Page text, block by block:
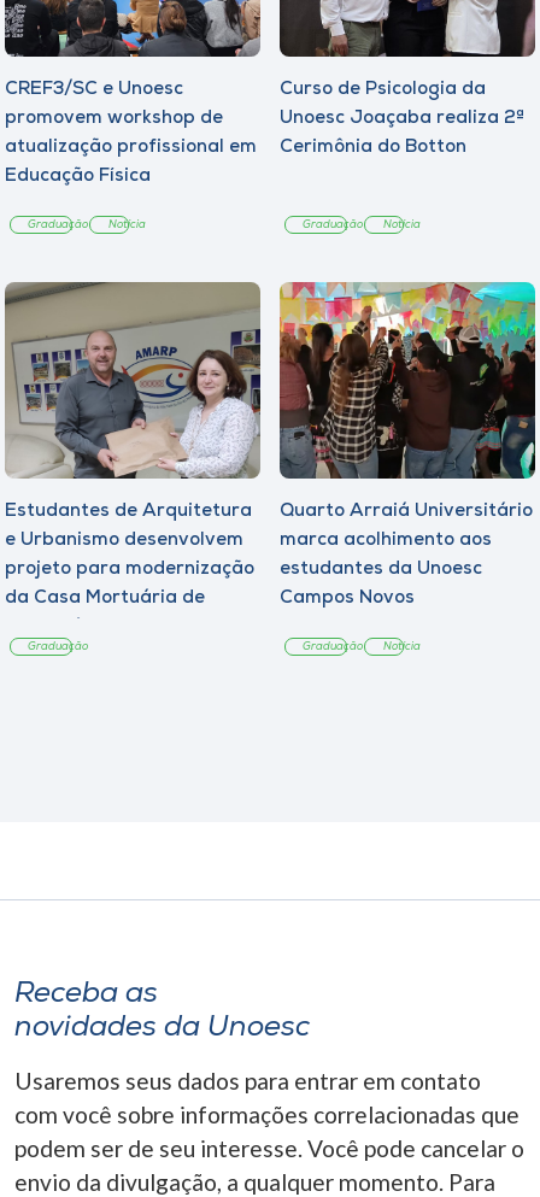
CREF3/SC e Unoesc
promovem workshop de
atualização profissional em
Educação Física
Graduação Notícia
Curso de Psicologia da
Unoesc Joaçaba realiza 2ª
Cerimônia do Botton
Graduação Notícia
Estudantes de Arquitetura
e Urbanismo desenvolvem
projeto para modernização
da Casa Mortuária de
Graduação
Quarto Arraiá Universitário
marca acolhimento aos
estudantes da Unoesc
Campos Novos
Graduação Notícia
Receba as
novidades da Unoesc
Usaremos seus dados para entrar em contato
com você sobre informações correlacionadas que
podem ser de seu interesse. Você pode cancelar o
envio da divulgação, a qualquer momento. Para